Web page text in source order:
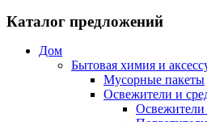
Каталог предложений
Дом
Бытовая химия и
Мусорные пакеты
Освежители и
Освежители